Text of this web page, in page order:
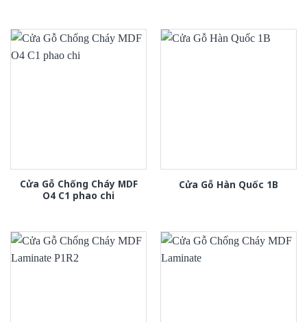
Cửa Gỗ Chống Cháy MDF
O4 C1 phao chi
Cửa Gỗ Hàn Quốc 1B